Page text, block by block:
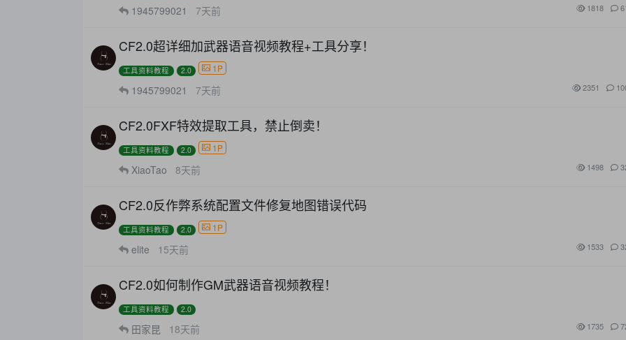
1945799021 7天前 1818
CF2.0超详细加武器语音视频教程+工具分享！
工具资料教程 2.0 1P
1945799021 7天前 2351
CF2.0FXF特效提取工具，禁止倒卖！
工具资料教程 2.0 1P
XiaoTao 8天前 1498
CF2.0反作弊系统配置文件修复地图错误代码
工具资料教程 2.0 1P
elite 15天前 1533
CF2.0如何制作GM武器语音视频教程！
工具资料教程 2.0
田家昆 18天前 1735